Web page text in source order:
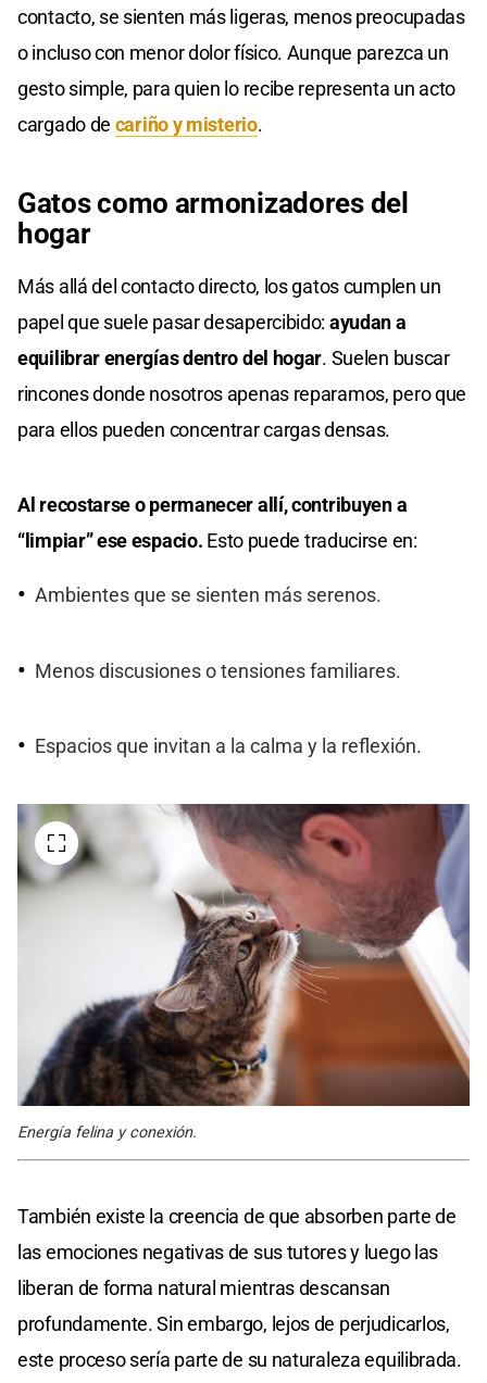
contacto, se sienten más ligeras, menos preocupadas
o incluso con menor dolor físico. Aunque parezca un
gesto simple, para quien lo recibe representa un acto
cargado de cariño y misterio.
Gatos como armonizadores del
hogar
Más allá del contacto directo, los gatos cumplen un
papel que suele pasar desapercibido: ayudan a
equilibrar energías dentro del hogar. Suelen buscar
rincones donde nosotros apenas reparamos, pero que
para ellos pueden concentrar cargas densas.
Al recostarse o permanecer allí, contribuyen a
“limpiar” ese espacio. Esto puede traducirse en:
Ambientes que se sienten más serenos.
Menos discusiones o tensiones familiares.
Espacios que invitan a la calma y la reflexión.
Energía felina y conexión.
También existe la creencia de que absorben parte de
las emociones negativas de sus tutores y luego las
liberan de forma natural mientras descansan
profundamente. Sin embargo, lejos de perjudicarlos,
este proceso sería parte de su naturaleza equilibrada.